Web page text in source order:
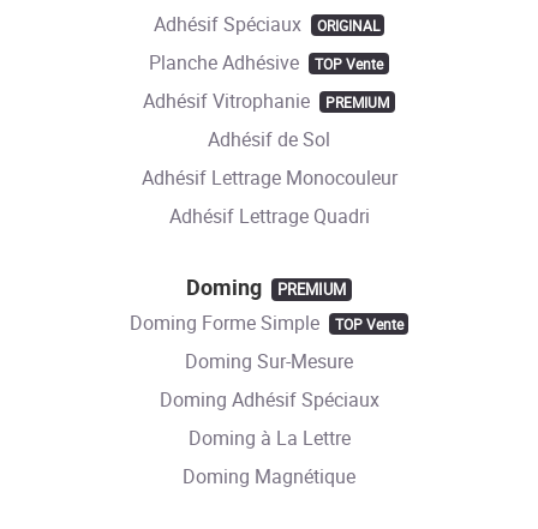
Adhésif Spéciaux
ORIGINAL
Planche Adhésive TOP Vente
Adhésif Vitrophanie PREMIUM
Adhésif de Sol
Adhésif Lettrage Monocouleur
Adhésif Lettrage Quadri
Doming PREMIUM
Doming Forme Simple TOP Vente
Doming Sur-Mesure
Doming Adhésif Spéciaux
Doming à La Lettre
Doming Magnétique